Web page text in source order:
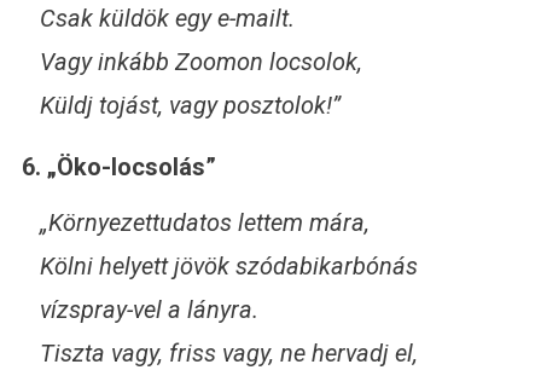
Csak küldök egy e-mailt.
Vagy inkább Zoomon locsolok,
Küldj tojást, vagy posztolok!”
6. „Öko-locsolás”
„Környezettudatos lettem mára,
Kölni helyett jövök szódabikarbónás
vízspray-vel a lányra.
Tiszta vagy, friss vagy, ne hervadj el,